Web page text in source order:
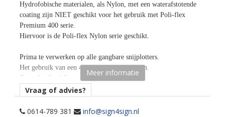
Hydrofobische materialen, als Nylon, met een waterafstotende
coating zijn NIET geschikt voor het gebruik met Poli-flex
Premium 400 serie.
Hiervoor is de Poli-flex Nylon serie geschikt.
Prima te verwerken op alle gangbare snijplotters.
Het gebruik van een 45° mesje is aanbevolen.
Spiegelend snijden met de lijmlaag naar boven.
Het product moet met een hittepers worden aangebracht.
Het rugpapier moet verwijderd worden wanneer het materiaal
nog warm is.
Meer informatie
Vraag of advies?
0614-789 381 info@sign4sign.nl